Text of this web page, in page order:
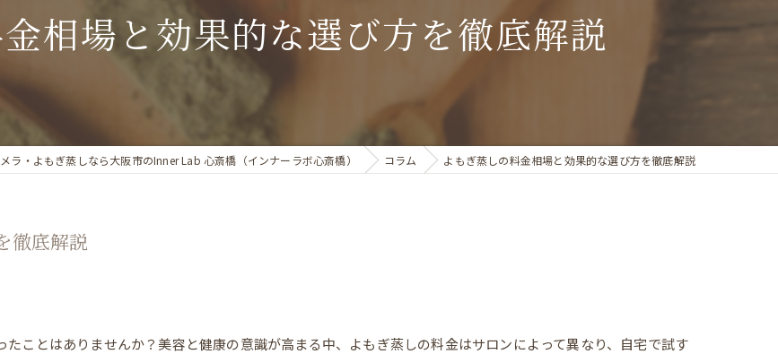
色素沈着
相場と効果的な選び方を徹底解説
ラ・よもぎ蒸しなら大阪市のInner Lab 心斎橋（インナーラボ心斎橋） コラム よもぎ蒸しの料金相場と効果的な選び方を徹底解説
徹底解説
ことはありませんか？美容と健康の意識が高まる中、よもぎ蒸しの料金はサロンによって異なり、自宅で試す